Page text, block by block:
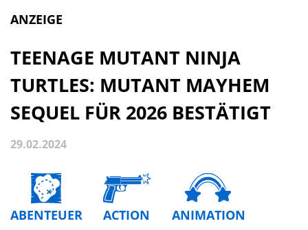
ANZEIGE
TEENAGE MUTANT NINJA
TURTLES: MUTANT MAYHEM
SEQUEL FÜR 2026 BESTÄTIGT
29.02.2024
ABENTEUER ACTION ANIMATION